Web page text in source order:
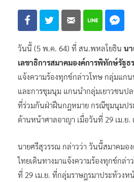
วันนี้ (5 พ.ค. 64) ที่ สน.พหลโยธิน นา
เลขาธิการสมาคมองค์การพิทักษ์รัฐ
แจ้งความร้องทุกข์กล่าวโทษ กลุ่มแก
และการชุมนุม แกนนำกลุ่มเยาวชนป
ที่ร่วมกันฝ่าฝืนกฎหมาย กรณีชุมนุมปร
ด้านหน้าศาลอาญา เมื่อวันที่ 29 เม.ย.
นายศรีสุวรรณ กล่าวว่า วันนี้สมาคมอ
ไทยเดินทางมาแจ้งความร้องทุกข์กล่
ที่ 29 เม.ย. ที่กลุ่มราษฎรมาประท้วง